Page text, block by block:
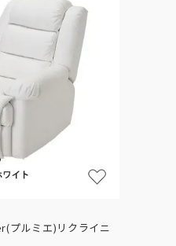
プルミエ)リクライニ